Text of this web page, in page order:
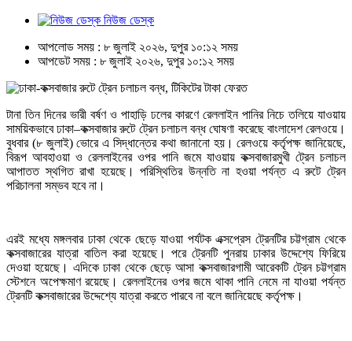
নিউজ ডেস্ক
আপলোড সময় : ৮ জুলাই ২০২৬, দুপুর ১০:১২ সময়
আপডেট সময় : ৮ জুলাই ২০২৬, দুপুর ১০:১২ সময়
টানা তিন দিনের ভারী বর্ষণ ও পাহাড়ি ঢলের কারণে রেললাইন পানির নিচে তলিয়ে যাওয়ায়
সাময়িকভাবে ঢাকা–কক্সবাজার রুটে ট্রেন চলাচল বন্ধ ঘোষণা করেছে বাংলাদেশ রেলওয়ে।
বুধবার (৮ জুলাই) ভোরে এ সিদ্ধান্তের কথা জানানো হয়। রেলওয়ে কর্তৃপক্ষ জানিয়েছে,
বিরূপ আবহাওয়া ও রেললাইনের ওপর পানি জমে যাওয়ায় কক্সবাজারমুখী ট্রেন চলাচল
আপাতত স্থগিত রাখা হয়েছে। পরিস্থিতির উন্নতি না হওয়া পর্যন্ত এ রুটে ট্রেন
পরিচালনা সম্ভব হবে না।
এরই মধ্যে মঙ্গলবার ঢাকা থেকে ছেড়ে যাওয়া পর্যটক এক্সপ্রেস ট্রেনটির চট্টগ্রাম থেকে
কক্সবাজারের যাত্রা বাতিল করা হয়েছে। পরে ট্রেনটি পুনরায় ঢাকার উদ্দেশ্যে ফিরিয়ে
দেওয়া হয়েছে। এদিকে ঢাকা থেকে ছেড়ে আসা কক্সবাজারগামী আরেকটি ট্রেন চট্টগ্রাম
স্টেশনে অপেক্ষমাণ রয়েছে। রেললাইনের ওপর জমে থাকা পানি নেমে না যাওয়া পর্যন্ত
ট্রেনটি কক্সবাজারের উদ্দেশ্যে যাত্রা করতে পারবে না বলে জানিয়েছে কর্তৃপক্ষ।